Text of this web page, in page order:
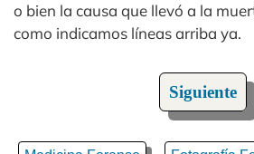
o bien la causa que llevó a la
como indicamos líneas arriba ya.
Siguiente